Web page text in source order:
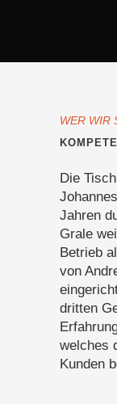
WER WIR
Die
Jahren
Grale
Betrieb
von
dritten
welches
Kunden